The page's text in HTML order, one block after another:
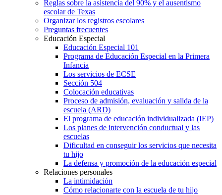
Reglas sobre la asistencia del 90% y el ausentismo
escolar de Texas
Organizar los registros escolares
Preguntas frecuentes
Educación Especial
Educación Especial 101
Programa de Educación Especial en la Primera
Infancia
Los servicios de ECSE
Sección 504
Colocación educativas
Proceso de admisión, evaluación y salida de la
escuela (ARD)
El programa de educación individualizada (IEP)
Los planes de intervención conductual y las
escuelas
Dificultad en conseguir los servicios que necesita
tu hijo
La defensa y promoción de la educación especial
Relaciones personales
La intimidación
Cómo relacionarte con la escuela de tu hijo